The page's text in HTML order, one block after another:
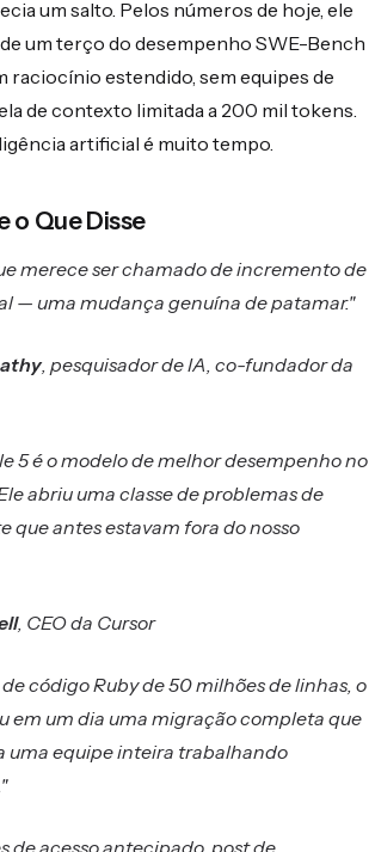
um salto. Pelos números de hoje, ele
um terço do desempenho SWE-Bench
raciocínio estendido, sem equipes de
de contexto limitada a 200 mil tokens.
artificial é muito tempo.
o Que Disse
merece ser chamado de incremento de
— uma mudança genuína de patamar."
, pesquisador de IA, co-fundador da
5 é o modelo de melhor desempenho no
abriu uma classe de problemas de
que antes estavam fora do nosso
, CEO da Cursor
código Ruby de 50 milhões de linhas, o
em um dia uma migração completa que
uma equipe inteira trabalhando
de acesso antecipado, post de